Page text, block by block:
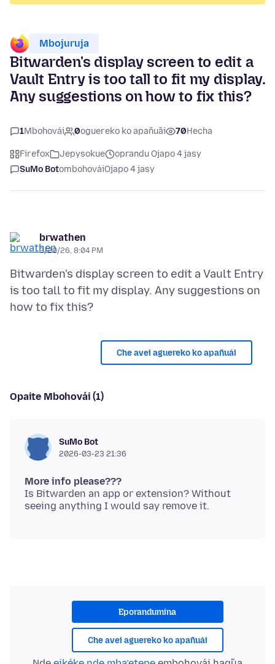
Mbojuruja
Bitwarden's display screen to edit a
Vault Entry is too tall to fit my display.
Any suggestions on how to fix this?
1Mbohovái 0oguereko ko apañuãi 70Hecha
Firefox Jepysokue
oprandu Ojapo 4 jasy
SuMo BotombohováiOjapo 4 jasy
brwathen
3/20/26, 8:04 PM
Bitwarden's display screen to edit a Vault Entry
is too tall to fit my display. Any suggestions on
Che avei aguereko ko apañuái
Opaite Mbohovái (1)
SuMo Bot
2026-03-23 21:36
More info please???
Is Bitwarden an app or extension? Without
Eporandumína
Che avei aguereko ko apañuái